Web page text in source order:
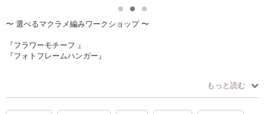
〜 選べるマクラメ編みワークショップ 〜
『フラワーモチーフ 』
『フォトフレームハンガー』
A.
もっと読む